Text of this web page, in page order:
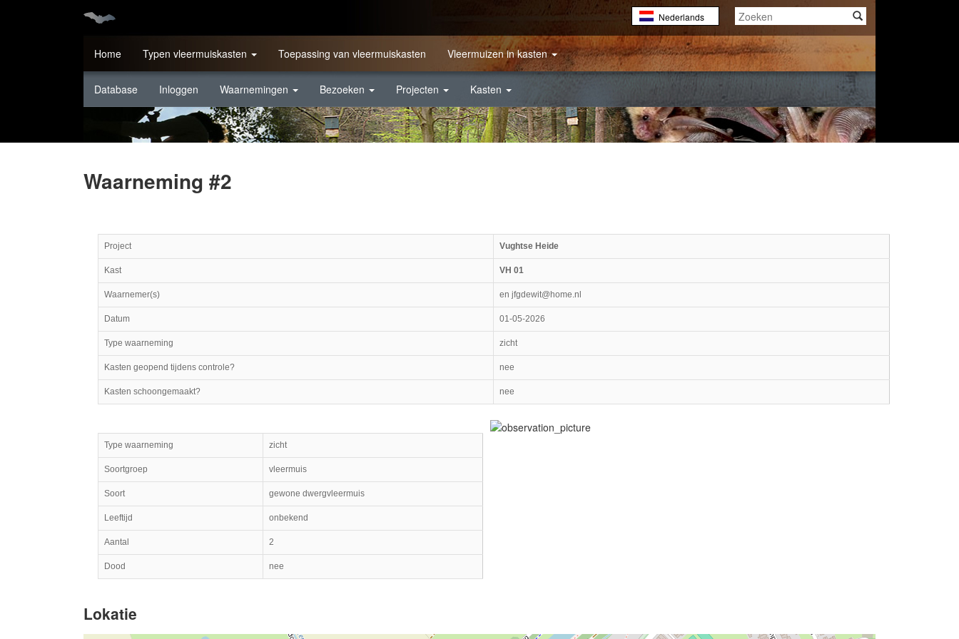
Nederlands
English
Français
Home Typen vleermuiskasten Toepassing van vleermuiskasten Vleermuizen in kasten
Database Inloggen Waarnemingen Bezoeken Projecten Kasten
Waarneming #2
Project Vughtse Heide
Kast VH 01
Waarnemer(s) en jfgdewit@home.nl
Datum 01-05-2026
Type waarneming zicht
Kasten geopend tijdens controle? nee
Kasten schoongemaakt? nee
Type waarneming zicht
Soortgroep vleermuis
Soort gewone dwergvleermuis
Leeftijd onbekend
Aantal 2
Dood nee
Lokatie